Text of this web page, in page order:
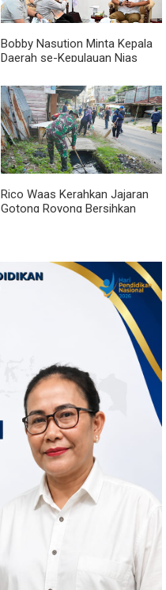
Bobby Nasution Minta Kepala
Daerah se-Kepulauan Nias
Rico Waas Kerahkan Jajaran
Gotong Royong Bersihkan